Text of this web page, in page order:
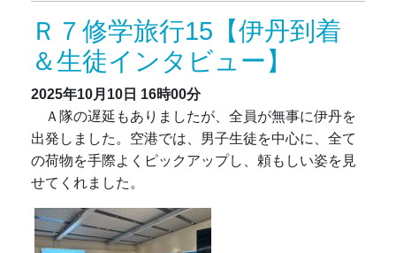
Ｒ７修学旅行15【伊丹到着
＆生徒インタビュー】
2025年10月10日 16時00分
Ａ隊の遅延もありましたが、全員が無事に伊丹を
出発しました。空港では、男子生徒を中心に、全て
の荷物を手際よくピックアップし、頼もしい姿を見
せてくれました。